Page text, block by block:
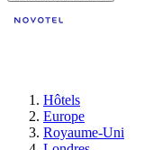
Hôtels
Europe
Royaume-Uni